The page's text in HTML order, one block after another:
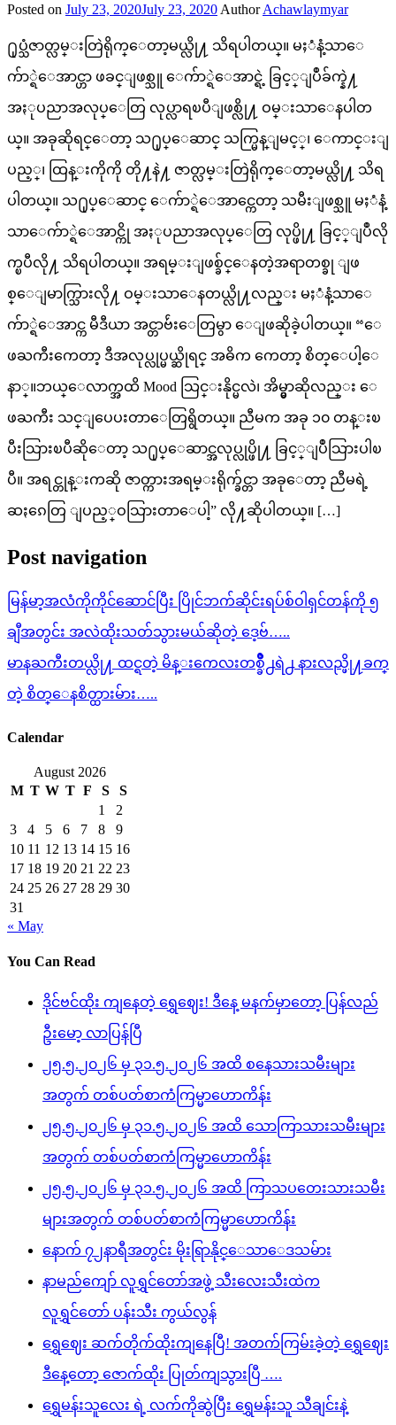
Posted on July 23, 2020July 23, 2020 Author Achawlaymyar
႐ုပ္သံဇာတ္လမ္းတြဲရိုက္ေတာ့မယ္လို႔ သိရပါတယ္။ မႈံနံ့သာေ
က်ာ္ရဲေအာင္ဟာ ဖခင္ျဖစ္သူ ေက်ာ္ရဲေအာင္ရဲ့ ခြင့္ျပဳခ်က္နဲ႔
အႏုပညာအလုပ္ေတြ လုပ္လာရၿပီျဖစ္လို႔ ဝမ္းသာေနပါတ
ယ္။ အခုဆိုရင္ေတာ့ သ႐ုပ္ေဆာင္ သက္မြန္ျမင့္၊ ေကာင္းျ
ပည့္၊ ထြန္းကိုကို တို႔နဲ႔ ဇာတ္လမ္းတြဲရိုက္ေတာ့မယ္လို႔ သိရ
ပါတယ္။ သ႐ုပ္ေဆာင္ ေက်ာ္ရဲေအာင္ကေတာ့ သမီးျဖစ္သူ မႈံနံ့
သာေက်ာ္ရဲေအာင္ကို အႏုပညာအလုပ္ေတြ လုပ္ဖို႔ ခြင့္ျပဳလို
က္ၿပီလို႔ သိရပါတယ္။ အရမ္းျဖစ္ခ်င္ေနတဲ့အရာတစ္ခု ျဖ
စ္ေျမာက္သြားလို႔ ဝမ္းသာေနတယ္လို႔လည္း မႈံနံ့သာေ
က်ာ္ရဲေအာင္က မီဒီယာ အင္တာဗ်ဴးေတြမွာ ေျဖဆိုခဲ့ပါတယ္။ “ေ
ဖႀကီးကေတာ့ ဒီအလုပ္လုပ္မယ္ဆိုရင္ အဓိက ကေတာ့ စိတ္ေပါ့ေ
နာ္။ဘယ္ေလာက္အထိ Mood သြင္းနိုင္မလဲ၊ အိမ္မွာဆိုလည္း ေ
ဖႀကီး သင္ျပေပးတာေတြရွိတယ္။ ညီမက အခု ၁၀ တန္းၿ
ပီးသြားၿပီဆိုေတာ့ သ႐ုပ္ေဆာင္အလုပ္လုပ္ဖို႔ ခြင့္ျပဳသြားပါၿ
ပီ။ အရင္တုန္းကဆို ဇာတ္ကားအရမ္းရိုက္ခ်င္တာ အခုေတာ့ ညီမရဲ့
ဆႏၵေတြ ျပည့္ဝသြားတာေပါ့” လို႔ဆိုပါတယ္။ […]
Post navigation
မြန်မာ့အလံကိုကိုင်ဆောင်ပြီး ပြိုင်ဘက်ဆိုင်းရပ်စ်ဝါရှင်တန်ကို ၅
ချီအတွင်း အလဲထိုးသတ်သွားမယ်ဆိုတဲ့ ဒေ့ဗ်…..
မာနႀကီးတယ္လို႔ ထင္ရတဲ့ မိန္းကေလးတစ္ခ်ိဳ႕ရဲ႕ နားလည္ဖို႔ခက္
တဲ့ စိတ္ေနစိတ္ထားမ်ား…..
Calendar
August 2026
M T W T F S
S
1
2
3
4 5 6 7 8
9
10 11 12 13 14 15 16
17 18 19 20 21 22 23
24 25 26 27 28 29 30
31
« May
You Can Read
ဒိုင်ဗင်ထိုး ကျနေတဲ့ ရွှေဈေး! ဒီနေ့ မနက်မှာတော့ ပြန်လည်
ဦးမော့ လာပြန်ပြီ
၂၅.၅.၂၀၂၆ မှ ၃၁.၅.၂၀၂၆ အထိ စနေသားသမီးများ
အတွက် တစ်ပတ်စာကံကြမ္မာဟောကိန်း
၂၅.၅.၂၀၂၆ မှ ၃၁.၅.၂၀၂၆ အထိ သောကြာသားသမီးများ
အတွက် တစ်ပတ်စာကံကြမ္မာဟောကိန်း
၂၅.၅.၂၀၂၆ မှ ၃၁.၅.၂၀၂၆ အထိ ကြာသပတေးသားသမီး
များအတွက် တစ်ပတ်စာကံကြမ္မာဟောကိန်း
နောက် ၇၂နာရီအတွင်း မိုးရြာနိုင္ေသာေဒသမ်ား
နာမည်ကျော် လူရွှင်တော်အဖွဲ့ သီးလေးသီးထဲက
လူရွှင်တော် ပန်းသီး ကွယ်လွန်
ရွှေဈေး ဆက်တိုက်ထိုးကျနေပြီ! အတက်ကြမ်းခဲ့တဲ့ ရွှေဈေး
ဒီနေ့တော့ ဇောက်ထိုး ပြုတ်ကျသွားပြီ ….
ရွှေမန်းသူလေး ရဲ့ လက်ကိုဆွဲပြီး ရွှေမန်းသူ သီချင်းနဲ့